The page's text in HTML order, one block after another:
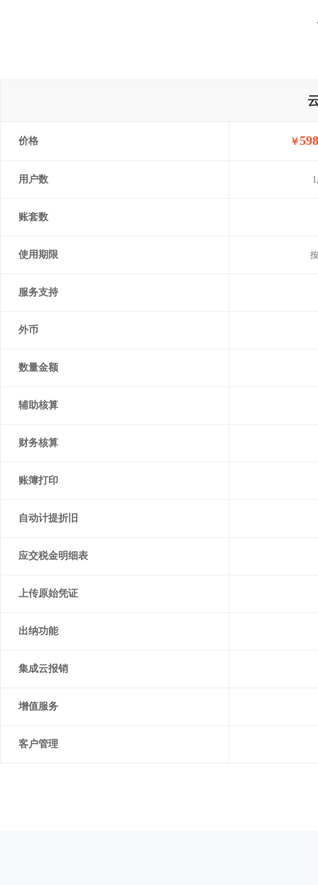
价格 ￥
用户数
账套数
使用期限
服务支持
外币
数量金额
辅助核算
财务核算
账簿打印
自动计提折旧
应交税金明细表
上传原始凭证
出纳功能
集成云报销
增值服务
客户管理